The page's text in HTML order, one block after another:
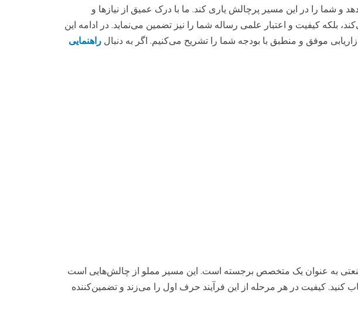
و شما را در این مسیر پرچالش یاری کند. ما با درک عمیق از نیازها و
بلکه کیفیت و اعتبار علمی رساله شما را نیز تضمین می‌نماید. در ادامه این
موفق و منطبق با بودجه شما را تشریح می‌کنیم. اگر به دنبال راهنمایی
صنعتی به عنوان یک متخصص برجسته است. این مسیر مملو از چالش‌هایی است
کنید. کیفیت در هر مرحله از این فرآیند حرف اول را می‌زند و تضمین‌کننده